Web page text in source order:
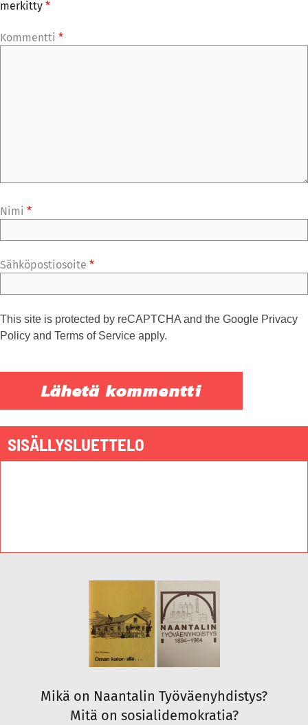
merkitty *
Kommentti *
Nimi *
Sähköpostiosoite *
This site is protected by reCAPTCHA and the Google Privacy
Policy and Terms of Service apply.
SISÄLLYSLUETTELO
Mikä on Naantalin Työväenyhdistys?
Mitä on sosialidemokratia?